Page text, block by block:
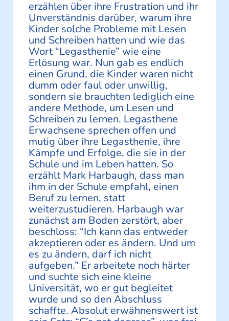
erzählen über ihre Frustration und ihr
Unverständnis darüber, warum ihre
Kinder solche Probleme mit Lesen
und Schreiben hatten und wie das
Wort “Legasthenie” wie eine
Erlösung war. Nun gab es endlich
einen Grund, die Kinder waren nicht
dumm oder faul oder unwillig,
sondern sie brauchten lediglich eine
andere Methode, um Lesen und
Schreiben zu lernen. Legasthene
Erwachsene sprechen offen und
mutig über ihre Legasthenie, ihre
Kämpfe und Erfolge, die sie in der
Schule und im Leben hatten. So
erzählt Mark Harbaugh, dass man
ihm in der Schule empfahl, einen
Beruf zu lernen, statt
weiterzustudieren. Harbaugh war
zunächst am Boden zerstört, aber
beschloss: “Ich kann das entweder
akzeptieren oder es ändern. Und um
es zu ändern, darf ich nicht
aufgeben.” Er arbeitete noch härter
und suchte sich eine kleine
Universität, wo er gut begleitet
wurde und so den Abschluss
schaffte. Absolut erwähnenswert ist